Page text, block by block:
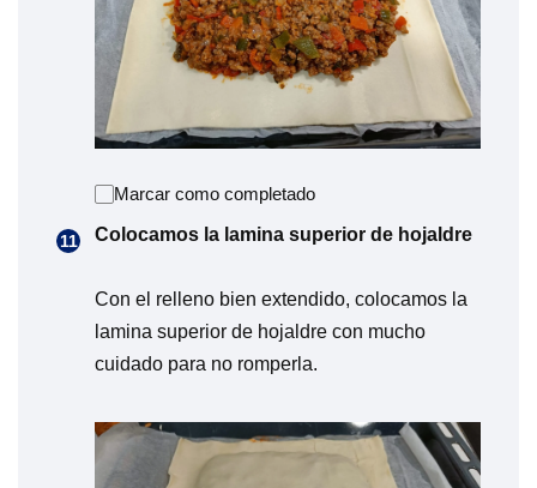
Marcar como completado
Colocamos la lamina superior de hojaldre
Con el relleno bien extendido, colocamos la
lamina superior de hojaldre con mucho
cuidado para no romperla.